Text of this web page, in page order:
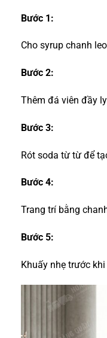
Bước 1:
Cho syrup chanh
Bước 2:
Thêm đá viên đầy
Bước 3:
Rót soda từ từ để
Bước 4:
Trang trí bằng
Bước 5:
Khuấy nhẹ trước